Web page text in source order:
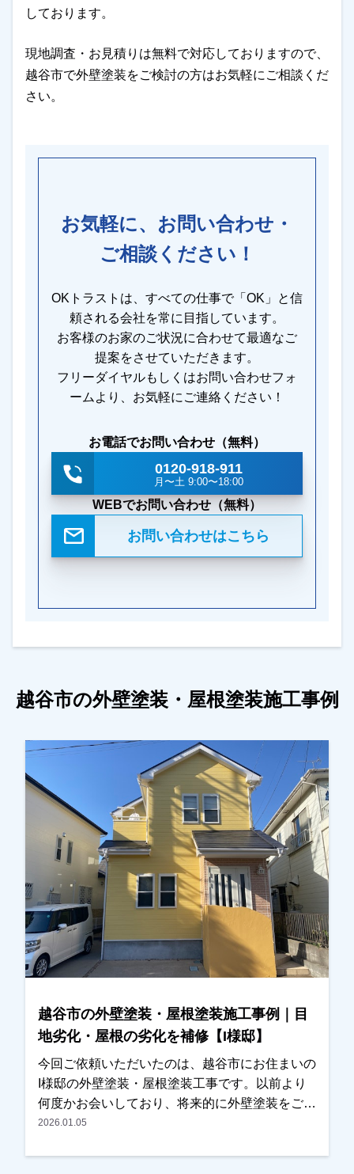
しております。
現地調査・お見積りは無料で対応しておりますので、
越谷市で外壁塗装をご検討の方はお気軽にご相談くだ
さい。
お気軽に、お問い合わせ・
ご相談ください！
OKトラストは、すべての仕事で「OK」と信
頼される会社を常に目指しています。
お客様のお家のご状況に合わせて最適なご
提案をさせていただきます。
フリーダイヤルもしくはお問い合わせフォ
ームより、お気軽にご連絡ください！
お電話でお問い合わせ（無料）
0120-918-911
月〜土 9:00〜18:00
WEBでお問い合わせ（無料）
お問い合わせはこちら
越谷市の外壁塗装・屋根塗装施工事例
越谷市の外壁塗装・屋根塗装施工事例｜目
地劣化・屋根の劣化を補修【I様邸】
今回ご依頼いただいたのは、越谷市にお住まいの
I様邸の外壁塗装・屋根塗装工事です。以前より
何度かお会いしており、将来的に外壁塗装をご検
討されているとのお話をいただいておりました。
2026.01.05